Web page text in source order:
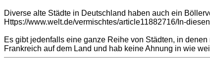
Diverse alte Städte in Deutschland haben auch ein
Https://www.welt.de/vermischtes/article11882716/In-
Es gibt jedenfalls eine ganze Reihe von Städten, in
Frankreich auf dem Land und hab keine Ahnung in wie